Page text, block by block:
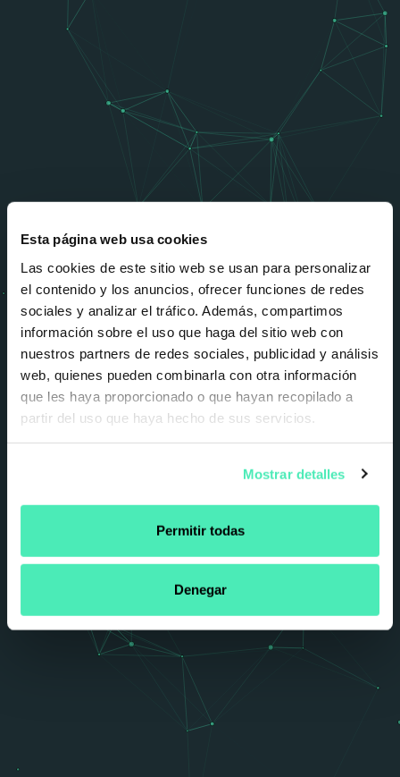
Esta página web usa cookies
Las cookies de este sitio web se usan para personalizar
el contenido y los anuncios, ofrecer funciones de redes
sociales y analizar el tráfico. Además, compartimos
información sobre el uso que haga del sitio web con
nuestros partners de redes sociales, publicidad y análisis
web, quienes pueden combinarla con otra información
que les haya proporcionado o que hayan recopilado a
partir del uso que haya hecho de sus servicios.
Mostrar detalles
Permitir todas
Denegar
AGENCIA SHOPIFY
PLUS PARTNER
EXPERTOS GENERANDO
TIENDAS INNOVADORAS
Y CREATIVAS
PRIMERA CONSULTA GRATUITA